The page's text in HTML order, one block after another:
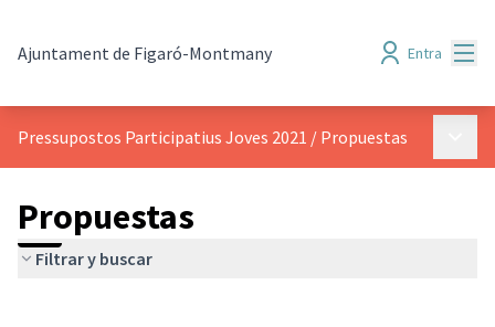
Ajuntament de Figaró-Montmany Entra
Pressupostos Participatius Joves 2021 / Propuestas
Propuestas
Filtrar y buscar